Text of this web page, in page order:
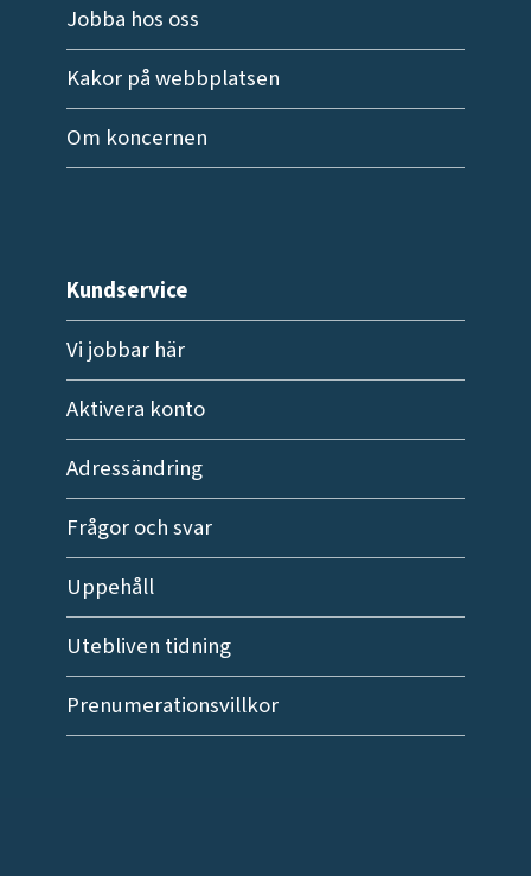
Jobba hos oss
Kakor på webbplatsen
Om koncernen
Kundservice
Vi jobbar här
Aktivera konto
Adressändring
Frågor och svar
Uppehåll
Utebliven tidning
Prenumerationsvillkor